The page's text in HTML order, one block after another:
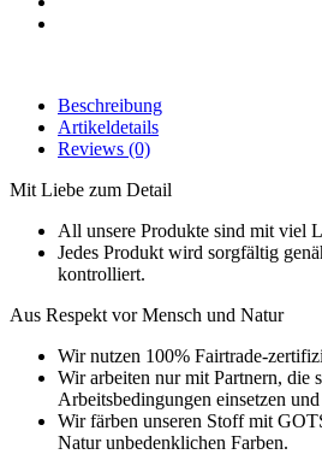
Beschreibung
Artikeldetails
Reviews (0)
Mit Liebe zum Detail
All unsere Produkte sind mit viel
Jedes Produkt wird sorgfältig
kontrolliert.
Aus Respekt vor Mensch und Natur
Wir nutzen 100% Fairtrade-
Wir arbeiten nur mit Partnern, die
Arbeitsbedingungen einsetzen
Wir färben unseren Stoff mit
Natur unbedenklichen Farben.